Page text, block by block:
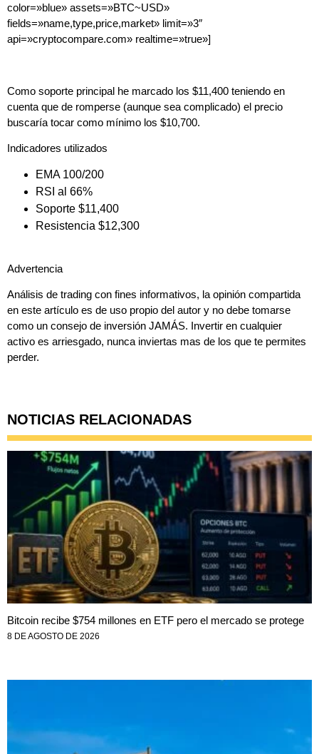
color=»blue» assets=»BTC~USD»
fields=»name,type,price,market» limit=»3″
api=»cryptocompare.com» realtime=»true»]
Como soporte principal he marcado los $11,400 teniendo en
cuenta que de romperse (aunque sea complicado) el precio
buscaría tocar como mínimo los $10,700.
Indicadores utilizados
EMA 100/200
RSI al 66%
Soporte $11,400
Resistencia $12,300
Advertencia
Análisis de trading con fines informativos, la opinión compartida
en este artículo es de uso propio del autor y no debe tomarse
como un consejo de inversión JAMÁS. Invertir en cualquier
activo es arriesgado, nunca inviertas mas de los que te permites
perder.
NOTICIAS RELACIONADAS
Bitcoin recibe $754 millones en ETF pero el mercado se protege
8 DE AGOSTO DE 2026